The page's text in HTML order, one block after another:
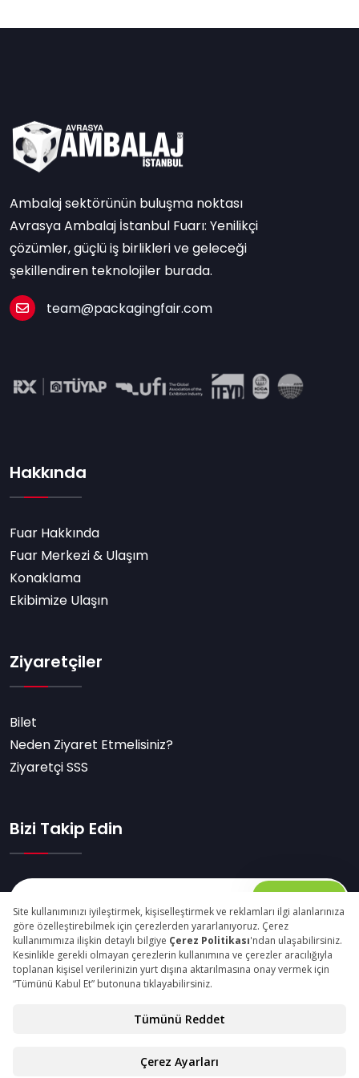
Ambalaj sektörünün buluşma noktası
Avrasya Ambalaj İstanbul Fuarı: Yenilikçi
çözümler, güçlü iş birlikleri ve geleceği
şekillendiren teknolojiler burada.
team@packagingfair.com
Hakkında
Fuar Hakkında
Fuar Merkezi & Ulaşım
Konaklama
Ekibimize Ulaşın
Ziyaretçiler
Bilet
Neden Ziyaret Etmelisiniz?
Ziyaretçi SSS
Bizi Takip Edin